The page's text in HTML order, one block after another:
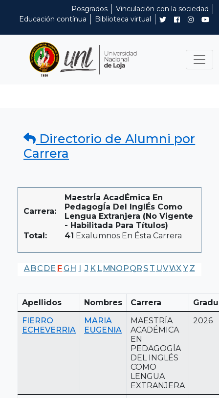
Posgrados
Vinculación con la sociedad
Educación contínua
Biblioteca virtual
Directorio de Alumni por
Carrera
Carrera:
MaestrÍa AcadÉmica En
PedagogÍa Del InglÉs Como
Lengua Extranjera (No Vigente
- Habilitada Para Títulos)
Total:
41 Exalumnos En Ésta Carrera
A BC DE F G H I J K LMNO PQR S T UVWX Y Z
Apellidos Nombres Carrera
FIERRO
ECHEVERRIA
MARIA
EUGENIA
MAESTRÍA
ACADÉMICA
EN
PEDAGOGÍA
DEL INGLÉS
COMO
LENGUA
EXTRANJERA
2026